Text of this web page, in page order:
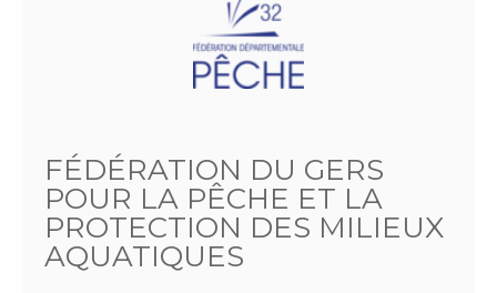
FÉDÉRATION DU GERS
POUR LA PÊCHE ET LA
PROTECTION DES MILIEUX
AQUATIQUES